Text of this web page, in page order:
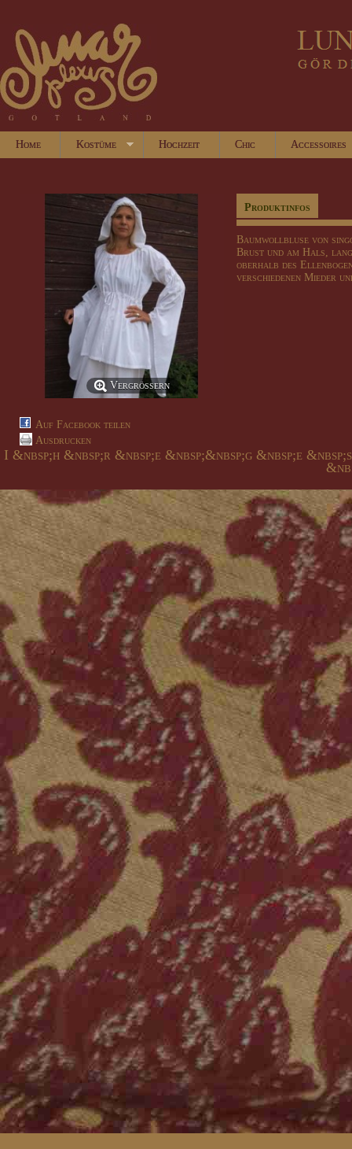
Home Kostüme Hochzeit Chic Accessoires
Vergrößern
Auf Facebook teilen
Ausdrucken
Produktinfos
Baumwollbluse von
Brust und am Hals,
oberhalb des
verschiedenen Mieder
I &nbsp;h &nbsp;r &nbsp;e &nbsp;&nbsp;g &nbsp;e